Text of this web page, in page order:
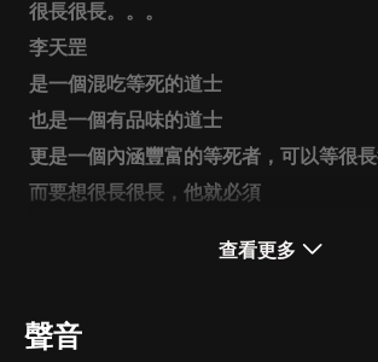
很長很長。。。
李天罡
是一個混吃等死的道士
也是一個有品味的道士
更是一個內涵豐富的等死者，可以等很
而要想很長很長，他就必須
《仗劍走天涯》的道士……
道可道，非常道
查看更多
聲音